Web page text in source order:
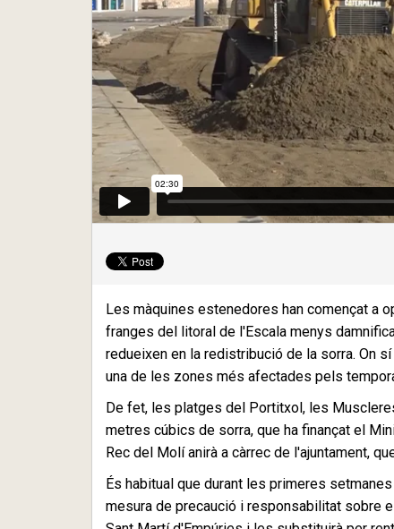
Les màquines estenedores han començat a
franges del litoral de l'Escala menys
redueixen en la redistribució de la sorra. On
una de les zones més afectades pels
De fet, les platges del Portitxol, les
metres cúbics de sorra, que ha finançat el
Rec del Molí anirà a càrrec de l'ajuntament,
És habitual que durant les primeres
mesura de precaució i responsabilitat sobre